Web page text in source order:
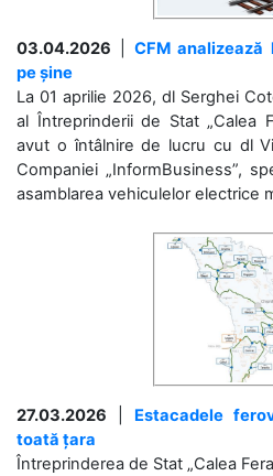
03.04.2026
CFM
pe șine
La 01 aprilie 2026, dl Serghei
al Întreprinderii de Stat „Calea
avut o întâlnire de lucru cu dl
Companiei „InformBusiness”,
asamblarea vehiculelor electrice
27.03.2026
Estacadele
toată țara
Întreprinderea de Stat „Calea